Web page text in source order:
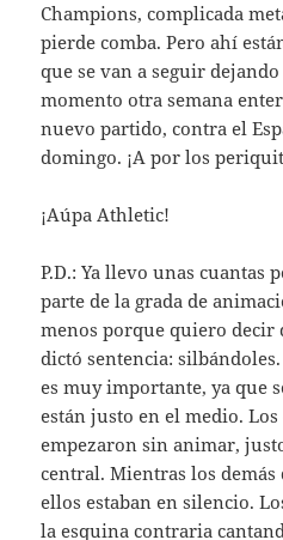
Champions, complicada
pierde comba. Pero ahí
que se van a seguir
momento otra semana
nuevo partido, contra el
domingo. ¡A por los
¡Aúpa Athletic!
P.D.: Ya llevo unas cuantas
parte de la grada de
menos porque quiero decir
dictó sentencia:
es muy importante, ya que
están justo en el medio.
empezaron sin animar,
central. Mientras los demás
ellos estaban en silencio.
la esquina contraria